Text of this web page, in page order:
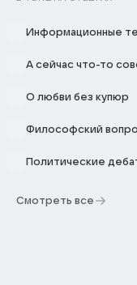
Информационные
А сейчас что-то
О любви без купюр
Философский
Политические
Смотреть все